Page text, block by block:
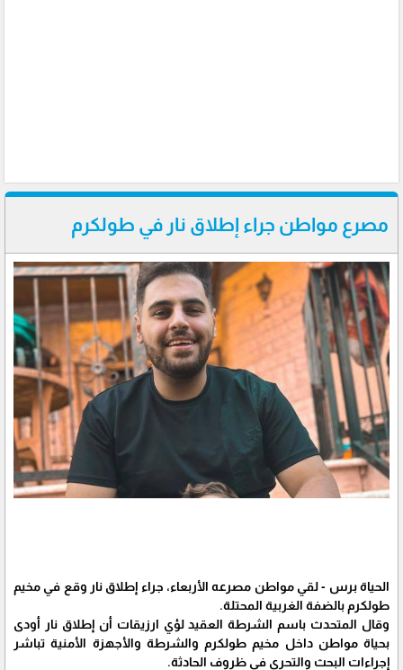
مصرع مواطن جراء إطلاق نار في طولكرم
الحياة برس - لقي مواطن مصرعه الأربعاء، جراء إطلاق نار وقع في مخيم
طولكرم بالضفة الغربية المحتلة.
وقال المتحدث باسم الشرطة العقيد لؤي ارزيقات أن إطلاق نار أودى
بحياة مواطن داخل مخيم طولكرم والشرطة والأجهزة الأمنية تباشر
إجراءات البحث والتحري في ظروف الحادثة.